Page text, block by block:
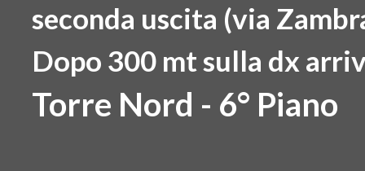
seconda uscita (via
Dopo 300 mtsulla dx
Torre Nord - 6° Piano